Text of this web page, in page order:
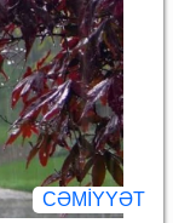
CƏMİYYƏT